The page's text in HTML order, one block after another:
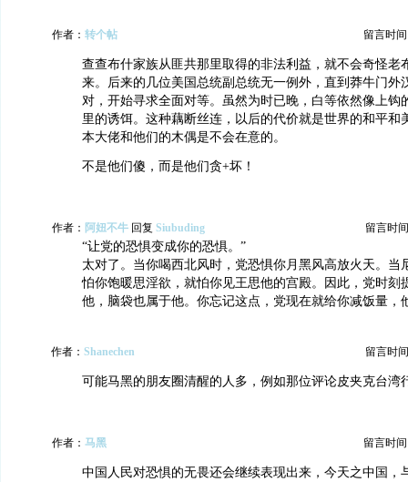
作者： 转个帖 留言时间
查查布什家族从匪共那里取得的非法利益，就不会奇怪老
来。后来的几位美国总统副总统无一例外，直到莽牛门外
对，开始寻求全面对等。虽然为时已晚，白等依然像上钩
里的诱饵。这种藕断丝连，以后的代价就是世界的和平和
本大佬和他们的木偶是不会在意的。
不是他们傻，而是他们贪+坏！
作者： 阿妞不牛 回复 Siubuding 留言时
“让党的恐惧变成你的恐惧。”
太对了。当你喝西北风时，党恐惧你月黑风高放火天。当
怕你饱暖思淫欲，就怕你见王思他的宫殿。因此，党时刻
他，脑袋也属于他。你忘记这点，党现在就给你减饭量，
作者： Shanechen 留言时
可能马黑的朋友圈清醒的人多，例如那位评论皮夹克台湾
作者： 马黑 留言时间
中国人民对恐惧的无畏还会继续表现出来，今天之中国，